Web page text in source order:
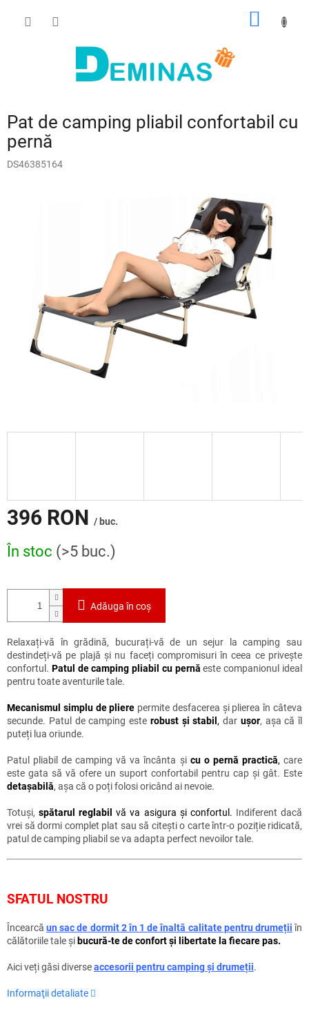
COŞ
Pat de camping pliabil confortabil cu
pernă
DS46385164
396 RON / buc.
Evaluare
preţ:
În stoc (>5 buc.)
Adăuga în coş
Relaxați-vă în grădină, bucurați-vă de un sejur la camping sau
destindeți-vă pe plajă și nu faceți compromisuri în ceea ce privește
confortul. Patul de camping pliabil cu pernă este companionul ideal
pentru toate aventurile tale.
Mecanismul simplu de pliere permite desfacerea și plierea în câteva
secunde. Patul de camping este robust și stabil, dar ușor, așa că îl
puteți lua oriunde.
Patul pliabil de camping vă va încânta și cu o pernă practică,care
este gata să vă ofere un suport confortabil pentru cap și gât. Este
detașabilă, așa că o poți folosi oricând ai nevoie.
Totuși,spătarul reglabil vă va asigura și confortul. Indiferent dacă
vrei să dormi complet plat sau să citești o carte într-o poziție ridicată,
patul de camping pliabil se va adapta perfect nevoilor tale.
SFATUL NOSTRU
Încearcăun sac de dormit 2 în 1 de înaltă calitate pentru drumeții în
călătoriile tale și bucură-te de confort și libertate la fiecare pas.
Aici veți găsi diverseaccesorii pentru camping și drumeții.
Informaţii detaliate